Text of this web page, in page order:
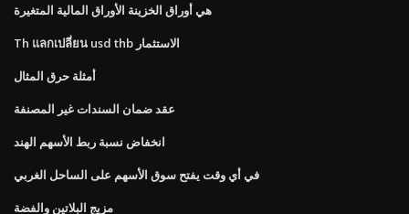
هي أوراق الخزينة الأوراق المالية المتغيرة
Th แลกเปลี่ยน usd thb الاستثمار
أمثلة حرق المثال
عقد ضمان السندات غير المصنفة
انخفاض نسبة ربط الأسهم الهند
في أي وقت يفتح سوق الأسهم على الساحل الغربي
مزيج البلاتين والفضة